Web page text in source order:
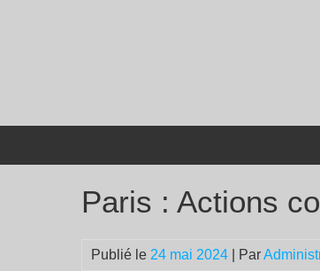
Paris : Actions
Publié le 24 mai 2024 | Par